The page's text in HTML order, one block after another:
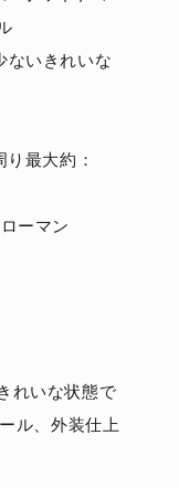
いきれいな
最大約：
ーマン
れいな状態で
ル、外装仕上